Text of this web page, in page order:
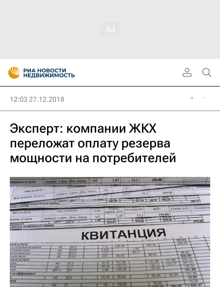
12:03 27.12.2018
Эксперт: компании ЖКХ
переложат оплату резерва
мощности на потребителей